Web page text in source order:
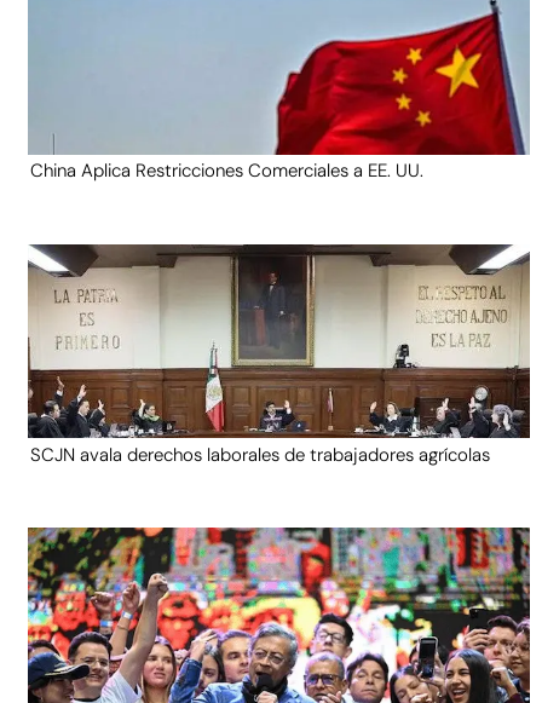
China Aplica Restricciones Comerciales a EE. UU.
SCJN avala derechos laborales de trabajadores agrícolas